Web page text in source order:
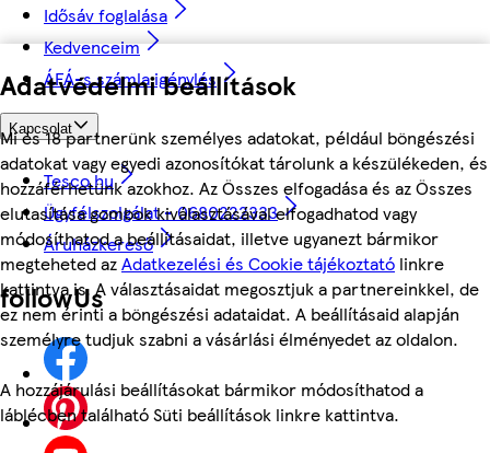
Adatvédelmi beállítások
Mi és 18 partnerünk személyes adatokat, például böngészési
adatokat vagy egyedi azonosítókat tárolunk a készülékeden, és
hozzáférhetünk azokhoz. Az Összes elfogadása és az Összes
elutasítása gombok kiválasztásával elfogadhatod vagy
módosíthatod a beállításaidat, illetve ugyanezt bármikor
megteheted azAdatkezelési és Cookie tájékoztató linkre
kattintva is. A választásaidat megosztjuk a partnereinkkel, de
ez nem érinti a böngészési adataidat. A beállításaid alapján
személyre tudjuk szabni a vásárlási élményedet az oldalon.
A hozzájárulási beállításokat bármikor módosíthatod a
láblécben található Süti beállítások linkre kattintva.
Idősáv foglalása
Kedvenceim
ÁFÁ-s számla igénylés
Kapcsolat
Tesco.hu
Ügyfélszolgálat - 0680222333
Áruházkereső
followUs